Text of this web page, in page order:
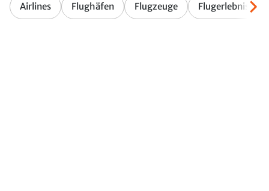
Airlines Flughäfen Flugzeuge Flugerlebnis